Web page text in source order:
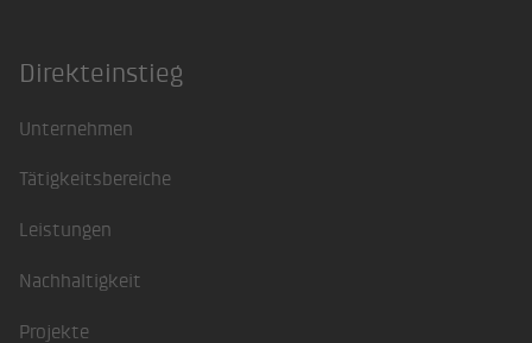
Footer
Direkteinstieg
Unternehmen
Tätigkeitsbereiche
Leistungen
Nachhaltigkeit
Projekte